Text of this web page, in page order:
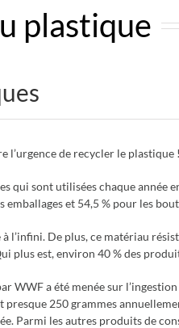
plastique
de recycler le plastique !
qui sont utilisées chaque année
emballages et 54,5 % pour les
à l’infini. De plus, ce matériau
plus est, environ 40 % des
WWF a été menée sur
250 grammes
Parmi les autres produits de